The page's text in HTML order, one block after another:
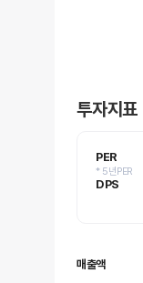
투자지표
PER
* 5년PER
DPS
매출액